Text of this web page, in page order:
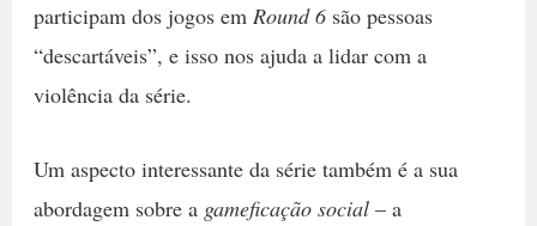
participam dos jogos em Round 6são pessoas
“descartáveis”, e isso nos ajuda a lidar com a
violência da série.
Um aspecto interessante da série também é a sua
abordagem sobre a gameficação social– a